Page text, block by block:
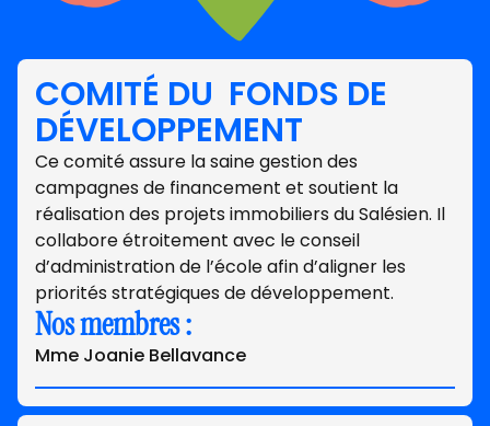
COMITÉ DU FONDS DE
DÉVELOPPEMENT
Ce comité assure la saine gestion des
campagnes de financement et soutient la
réalisation des projets immobiliers du Salésien. Il
collabore étroitement avec le conseil
d’administration de l’école afin d’aligner les
priorités stratégiques de développement.
Nos membres :
Mme Joanie Bellavance